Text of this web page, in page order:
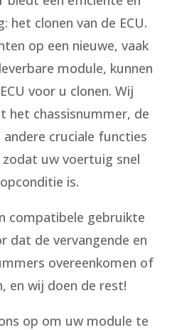
het clonen van de ECU.
op een nieuwe, vaak
module, kunnen
voor u clonen. Wij
het chassisnummer, de
cruciale functies
uw voertuig snel
is.
compatibele gebruikte
dat de vervangende en
overeenkomen of
en wij doen de rest!
op om uw module te